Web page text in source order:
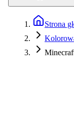
Strona